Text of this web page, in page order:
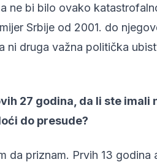
ne bi bilo ovako
Srbije od 2001. do
ni druga važna politička
27 godina, da li ste imali
do presude?
da priznam. Prvih 13